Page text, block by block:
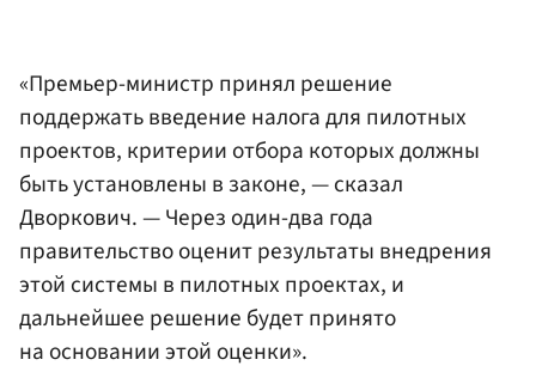
«Премьер-министр принял решение
поддержать введение налога для пилотных
проектов, критерии отбора которых должны
быть установлены в законе, — сказал
Дворкович. — Через один-два года
правительство оценит результаты внедрения
этой системы в пилотных проектах, и
дальнейшее решение будет принято
на основании этой оценки».